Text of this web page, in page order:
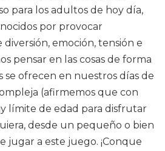
para los adultos de hoy día,
por provocar
emoción, tensión e
pensar en las cosas de forma
se ofrecen en nuestros días de
(afirmemos que con
límite de edad para disfrutar
desde un pequeño o bien
jugar a este juego. ¡Conque